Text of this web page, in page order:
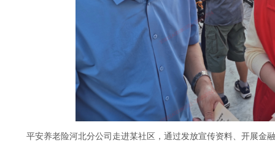
平安养老险河北分公司走进某社区，通过发放宣传资料、开展金